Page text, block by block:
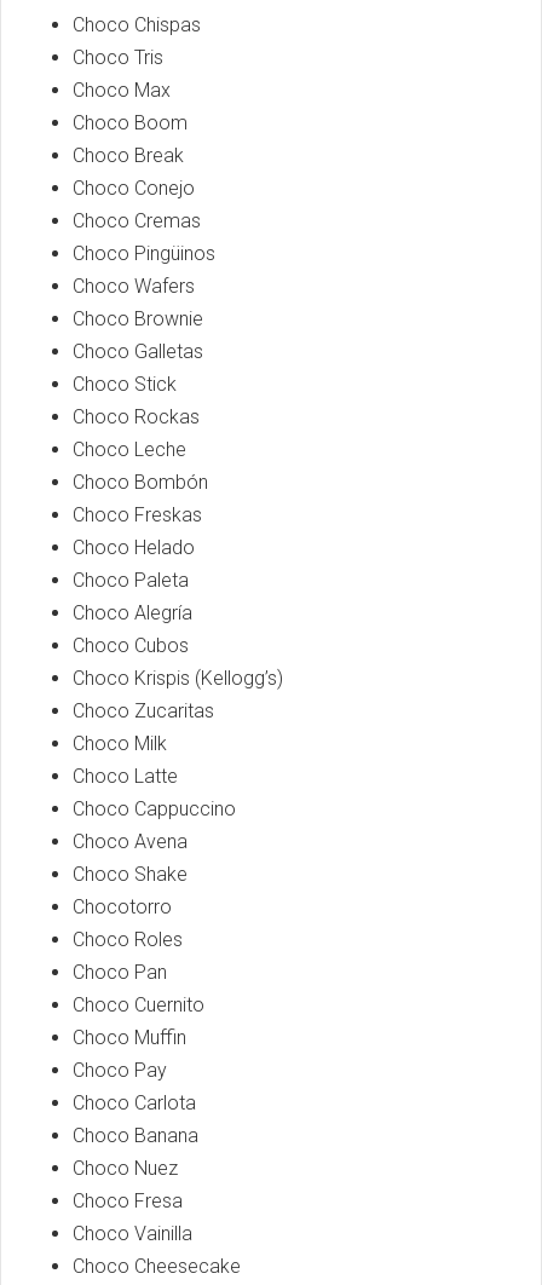
Choco Chispas
Choco Tris
Choco Max
Choco Boom
Choco Break
Choco Conejo
Choco Cremas
Choco Pingüinos
Choco Wafers
Choco Brownie
Choco Galletas
Choco Stick
Choco Rockas
Choco Leche
Choco Bombón
Choco Freskas
Choco Helado
Choco Paleta
Choco Alegría
Choco Cubos
Choco Krispis (Kellogg’s)
Choco Zucaritas
Choco Milk
Choco Latte
Choco Cappuccino
Choco Avena
Choco Shake
Chocotorro
Choco Roles
Choco Pan
Choco Cuernito
Choco Muffin
Choco Pay
Choco Carlota
Choco Banana
Choco Nuez
Choco Fresa
Choco Vainilla
Choco Cheesecake